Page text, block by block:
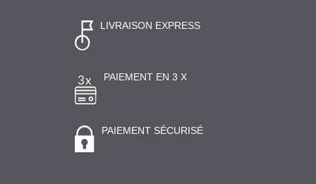
LIVRAISON EXPRESS
PAIEMENT EN 3 X
PAIEMENT SÉCURISÉ